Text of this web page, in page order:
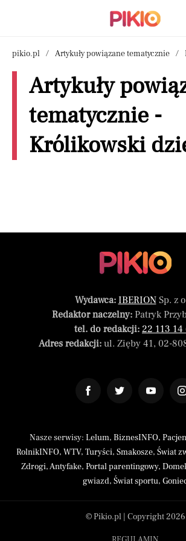
pikio.pl Artykuły powiązane tematycznie
Artykuły
tematycznie -
Królikowski
Wydawca: IBERIONSp. z
Redaktor naczelny:Patryk
tel. do redakcji: 22 113 14
Adres redakcji:ul. Zięby 41, 02-
Nasze serwisy: Lelum, BiznesINFO,
RolnikINFO, WTV, Turyści, Smakosze, Świat
Zdrogi,Antyfake, Portal parentingowy,
gwiazd, Świat sportu,
© Pikio.pl | Copyright 2026